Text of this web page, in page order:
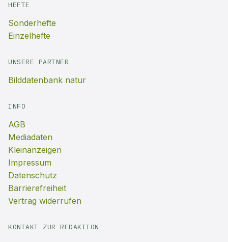
HEFTE
Sonderhefte
Einzelhefte
UNSERE PARTNER
Bilddatenbank natur
INFO
AGB
Mediadaten
Kleinanzeigen
Impressum
Datenschutz
Barrierefreiheit
Vertrag widerrufen
KONTAKT ZUR REDAKTION